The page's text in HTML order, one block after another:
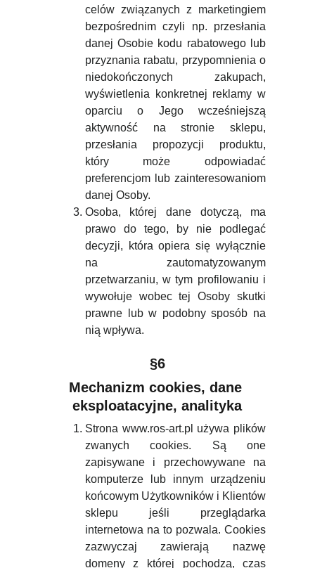
celów związanych z marketingiem
bezpośrednim czyli np. przesłania
danej Osobie kodu rabatowego lub
przyznania rabatu, przypomnienia o
niedokończonych zakupach,
wyświetlenia konkretnej reklamy w
oparciu o Jego wcześniejszą
aktywność na stronie sklepu,
przesłania propozycji produktu,
który może odpowiadać
preferencjom lub zainteresowaniom
danej Osoby.
Osoba, której dane dotyczą, ma
prawo do tego, by nie podlegać
decyzji, która opiera się wyłącznie
na zautomatyzowanym
przetwarzaniu, w tym profilowaniu i
wywołuje wobec tej Osoby skutki
prawne lub w podobny sposób na
nią wpływa.
§6
Mechanizm cookies, dane
eksploatacyjne, analityka
Strona www.ros-art.pl używa plików
zwanych cookies. Są one
zapisywane i przechowywane na
komputerze lub innym urządzeniu
końcowym Użytkowników i Klientów
sklepu jeśli przeglądarka
internetowa na to pozwala. Cookies
zazwyczaj zawierają nazwę
domeny z której pochodzą, czas